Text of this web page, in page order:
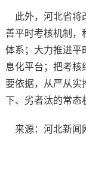
此外，河北省将
善平时考核机制，
体系；大力推进平
息化平台；把考核
要依据，从严从实
下、劣者汰的常态
来源：河北新闻